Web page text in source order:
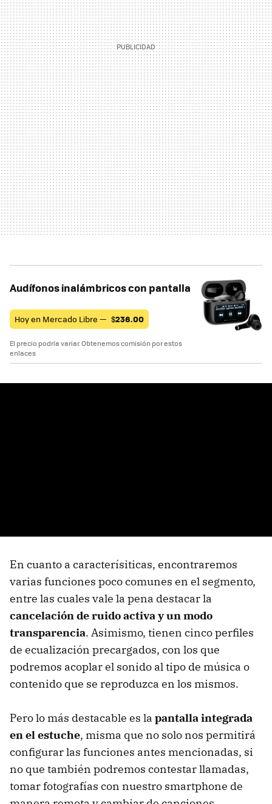
Audífonos inalámbricos con pantalla
Hoy en Mercado Libre — $236.00
El precio podría variar. Obtenemos comisión por estos
enlaces
En cuanto a caracterísiticas, encontraremos
varias funciones poco comunes en el segmento,
entre las cuales vale la pena destacar la
cancelación de ruido activa y un modo
transparencia. Asimismo, tienen cinco perfiles
de ecualización precargados, con los que
podremos acoplar el sonido al tipo de música o
contenido que se reproduzca en los mismos.
Pero lo más destacable es la pantalla integrada
en el estuche, misma que no solo nos permitirá
configurar las funciones antes mencionadas, si
no que también podremos contestar llamadas,
tomar fotografías con nuestro smartphone de